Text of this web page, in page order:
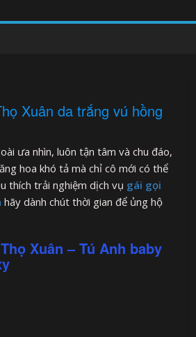
Xuân da trắng vú hồng
ưa nhìn, luôn tận tâm và chu đáo,
hoa khó tả mà chỉ cô mới có thể
thích trải nghiệm dịch vụ gái gọi
hãy dành chút thời gian để ủng hộ
Xuân – Tú Anh baby